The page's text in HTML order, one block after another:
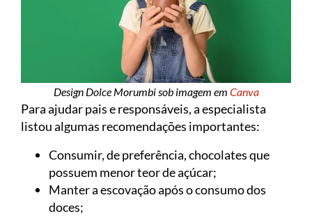
Design Dolce Morumbi sob imagem em Canva
Para ajudar pais e responsáveis, a especialista
listou algumas recomendações importantes:
Consumir, de preferência, chocolates que
possuem menor teor de açúcar;
Manter a escovação após o consumo dos
doces;